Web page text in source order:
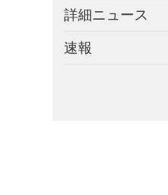
詳細ニュース
速報